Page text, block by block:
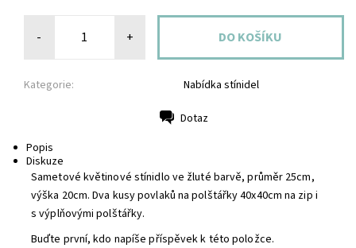
- +
Kategorie: Nabídka stínidel
Dotaz
Popis
Diskuze
Sametové květinové stínidlo ve žluté barvě, průměr 25cm,
výška 20cm. Dva kusy povlaků na polštářky 40x40cm na zip i
s výplňovými polštářky.
Buďte první, kdo napíše příspěvek k této položce.